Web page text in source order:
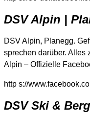
DSV Alpin |
DSV Alpin, Planegg.
sprechen darüber. Alles
Alpin – Offizielle
http s://
DSV Ski &